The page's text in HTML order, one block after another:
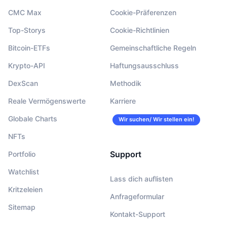
CMC Max
Top-Storys
Bitcoin-ETFs
Krypto-API
DexScan
Reale Vermögenswerte
Globale Charts
NFTs
Portfolio
Watchlist
Kritzeleien
Sitemap
Cookie-Präferenzen
Cookie-Richtlinien
Gemeinschaftliche Regeln
Haftungsausschluss
Methodik
Karriere
Wir suchen/ Wir stellen ein!
Support
Lass dich auflisten
Anfrageformular
Kontakt-Support